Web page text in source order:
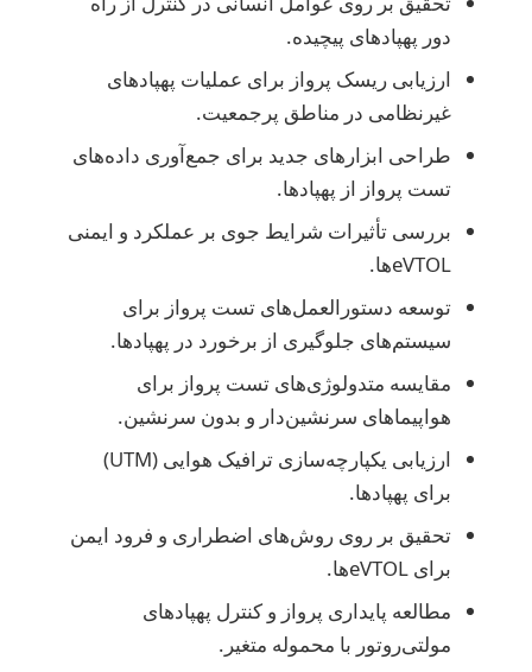
دور پهپادهای پیچیده.
ارزیابی ریسک پرواز برای عملیات پهپادهای
غیرنظامی در مناطق پرجمعیت.
طراحی ابزارهای جدید برای جمع‌آوری داده‌های
تست پرواز از پهپادها.
بررسی تأثیرات شرایط جوی بر عملکرد و ایمنی
eVTOLها.
توسعه دستورالعمل‌های تست پرواز برای
سیستم‌های جلوگیری از برخورد در پهپادها.
مقایسه متدولوژی‌های تست پرواز برای
هواپیماهای سرنشین‌دار و بدون سرنشین.
ارزیابی یکپارچه‌سازی ترافیک هوایی (UTM)
برای پهپادها.
تحقیق بر روی روش‌های اضطراری و فرود ایمن
برای eVTOLها.
مطالعه پایداری پرواز و کنترل پهپادهای
مولتی‌روتور با محموله متغیر.